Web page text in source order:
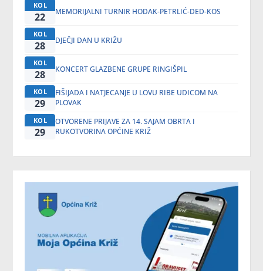
KOL
22 MEMORIJALNI TURNIR HODAK-PETRLIĆ-DED-KOS
KOL
28 DJEČJI DAN U KRIŽU
KOL
28 KONCERT GLAZBENE GRUPE RINGIŠPIL
KOL
29
FIŠIJADA I NATJECANJE U LOVU RIBE UDICOM NA
PLOVAK
KOL
29
OTVORENE PRIJAVE ZA 14. SAJAM OBRTA I
RUKOTVORINA OPĆINE KRIŽ